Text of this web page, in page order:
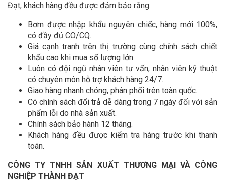
Đạt, khách hàng đều được đảm bảo rằng:
Bơm được nhập khẩu nguyên chiếc, hàng mới 100%,
có đầy đủ CO/CQ.
Giá cạnh tranh trên thị trường cùng chính sách chiết
khấu cao khi mua số lượng lớn.
Luôn có đội ngũ nhân viên tư vấn, nhân viên kỹ thuật
có chuyên môn hỗ trợ khách hàng 24/7.
Giao hàng nhanh chóng, phân phối trên toàn quốc.
Có chính sách đổi trả dễ dàng trong 7 ngày đối với sản
phẩm lỗi do nhà sản xuất.
Chính sách bảo hành 12 tháng.
Khách hàng đều được kiểm tra hàng trước khi thanh
toán.
CÔNG TY TNHH SẢN XUẤT THƯƠNG MẠI VÀ CÔNG
NGHIỆP THÀNH ĐẠT